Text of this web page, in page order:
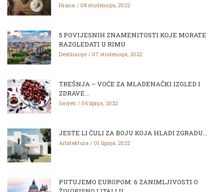
Hrana 08 studenoga, 2022
5 POVIJESNIH ZNAMENITOSTI KOJE MORATE
RAZGLEDATI U RIMU
Destinacije 07 studenoga, 2022
TREŠNJA – VOĆE ZA MLADENAČKI IZGLED I
ZDRAVE...
Savjeti 04 lipnja, 2022
JESTE LI ČULI ZA BOJU KOJA HLADI ZGRADU...
Arhitektura 01 lipnja, 2022
PUTUJEMO EUROPOM: 6 ZANIMLJIVOSTI O